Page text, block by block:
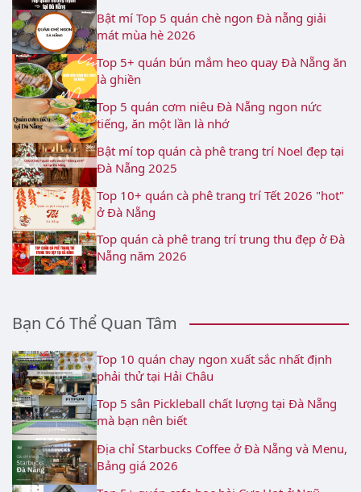
Bật mí Top 5 quán chè ngon Đà nẵng giải
mát mùa hè 2026
Top 5+ quán bún mắm heo quay Đà Nẵng ăn
là ghiền
Top 5 quán cơm niêu Đà Nẵng ngon nức
tiếng, ăn một lần là nhớ
Bật mí top quán cà phê trang trí Noel đẹp tại
Đà Nẵng 2025
Top 10+ quán cà phê trang trí Tết 2026 "hot"
ở Đà Nẵng
Top quán cà phê trang trí trung thu đẹp ở Đà
Nẵng năm 2026
Bạn Có Thể Quan Tâm
Top 10 quán chay ngon xuất sắc nhất định
phải thử tại Hải Châu
Top 5 sân Pickleball chất lượng tại Đà Nẵng
mà bạn nên biết
Địa chỉ Starbucks Coffee ở Đà Nẵng và Menu,
Bảng giá 2026